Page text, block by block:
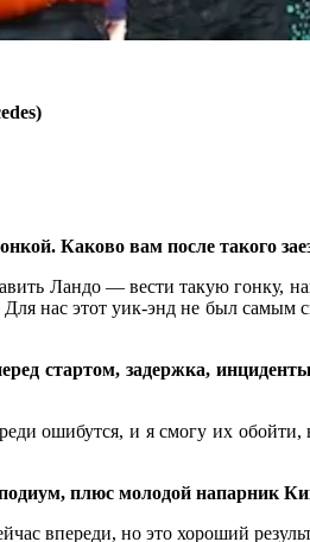
Каково вам после такого
Ландо — вести такую гонку,
нас этот уик-энд не был
стартом, задержка,
ошибутся, и я смогу их
плюс молодой напарник
впереди, но это хороший